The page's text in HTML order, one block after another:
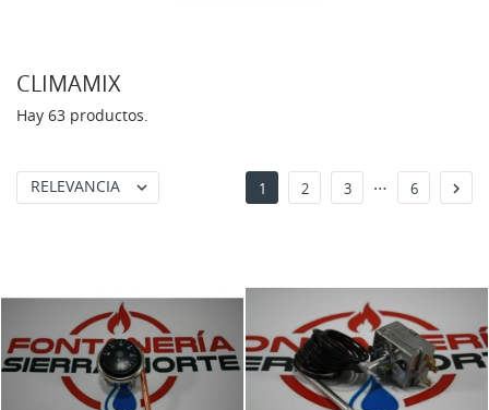
CLIMAMIX
Hay 63 productos.
RELEVANCIA  1 2 3 … 6 